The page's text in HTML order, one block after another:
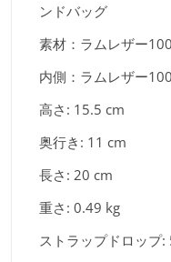
ンドバッグ
素材：ラムレザー100
内側：ラムレザー
高さ: 15.5 cm
奥行き: 11 cm
長さ: 20 cm
重さ: 0.49 kg
ストラップドロップ